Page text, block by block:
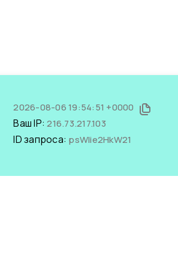
2026-08-06 19:54:51 +0000
Ваш IP:216.73.217.103
ID запроса: psWIie2HkW21